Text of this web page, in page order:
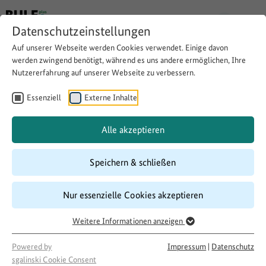
Datenschutzeinstellungen
Auf unserer Webseite werden Cookies verwendet. Einige davon
werden zwingend benötigt, während es uns andere ermöglichen, Ihre
Nutzererfahrung auf unserer Webseite zu verbessern.
Essenziell Externe Inhalte
Alle akzeptieren
Speichern & schließen
Nur essenzielle Cookies akzeptieren
Weitere Informationen anzeigen
Powered by
sgalinski Cookie Consent
Impressum | Datenschutz
KORB. Das kooperative
Regionalbündnis Wurzener
Land
Website besuchen Download
05/2021
Förderung